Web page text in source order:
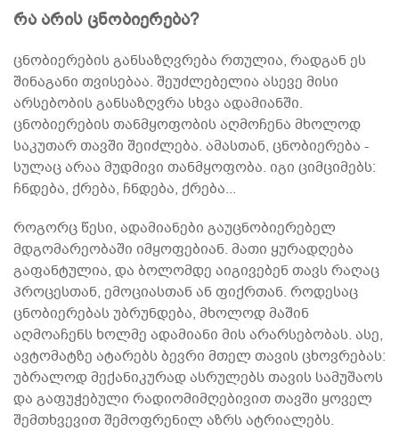
რა არის ცნობიერება?
ცნობიერების განსაზღვრება რთულია, რადგან ეს
შინაგანი თვისებაა. შეუძლებელია ასევე მისი
არსებობის განსაზღვრა სხვა ადამიანში.
ცნობიერების თანმყოფობის აღმოჩენა მხოლოდ
საკუთარ თავში შეიძლება. ამასთან, ცნობიერება -
სულაც არაა მუდმივი თანმყოფობა. იგი ციმციმებს:
ჩნდება, ქრება, ჩნდება, ქრება...
როგორც წესი, ადამიანები გაუცნობიერებელ
მდგომარეობაში იმყოფებიან. მათი ყურადღება
გაფანტულია, და ბოლომდე აიგივებენ თავს რაღაც
პროცესთან, ემოციასთან ან ფიქრთან. როდესაც
ცნობიერებას უბრუნდება, მხოლოდ მაშინ
აღმოაჩენს ხოლმე ადამიანი მის არარსებობას. ასე,
ავტომატზე ატარებს ბევრი მთელ თავის ცხოვრებას:
უბრალოდ მექანიკურად ასრულებს თავის სამუშაოს
და გაფუჭებული რადიომიმღებივით თავში ყოველ
შემთხვევით შემოფრენილ აზრს ატრიალებს.